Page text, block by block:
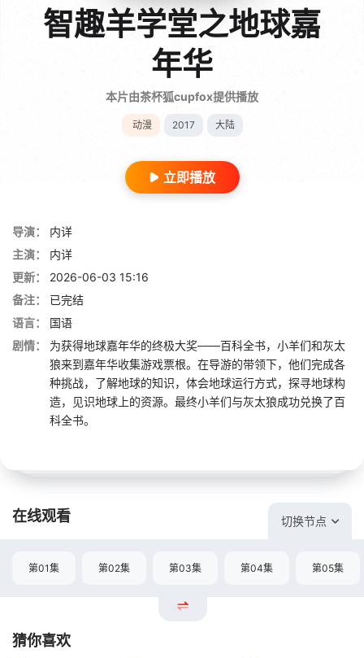
智趣羊学堂之地球嘉
年华
本片由茶杯狐cupfox提供播放
动漫 2017 大陆
立即播放
导演：
内详
主演：
内详
更新：
2026-06-03 15:16
备注：
已完结
语言：
国语
剧情：
为获得地球嘉年华的终极大奖——百科全书，小羊们和灰太
狼来到嘉年华收集游戏票根。在导游的带领下，他们完成各
种挑战，了解地球的知识，体会地球运行方式，探寻地球构
造，见识地球上的资源。最终小羊们与灰太狼成功兑换了百
科全书。
在线观看 切换节点
第01集 第02集 第03集 第04集 第05集
猜你喜欢